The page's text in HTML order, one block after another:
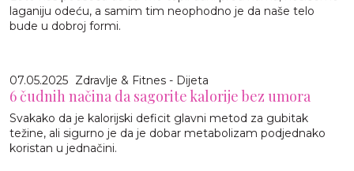
laganiju odeću, a samim tim neophodno je da naše telo
bude u dobroj formi.
07.05.2025 Zdravlje & Fitnes - Dijeta
6 čudnih načina da sagorite kalorije bez umora
Svakako da je kalorijski deficit glavni metod za gubitak
težine, ali sigurno je da je dobar metabolizam podjednako
koristan u jednačini.